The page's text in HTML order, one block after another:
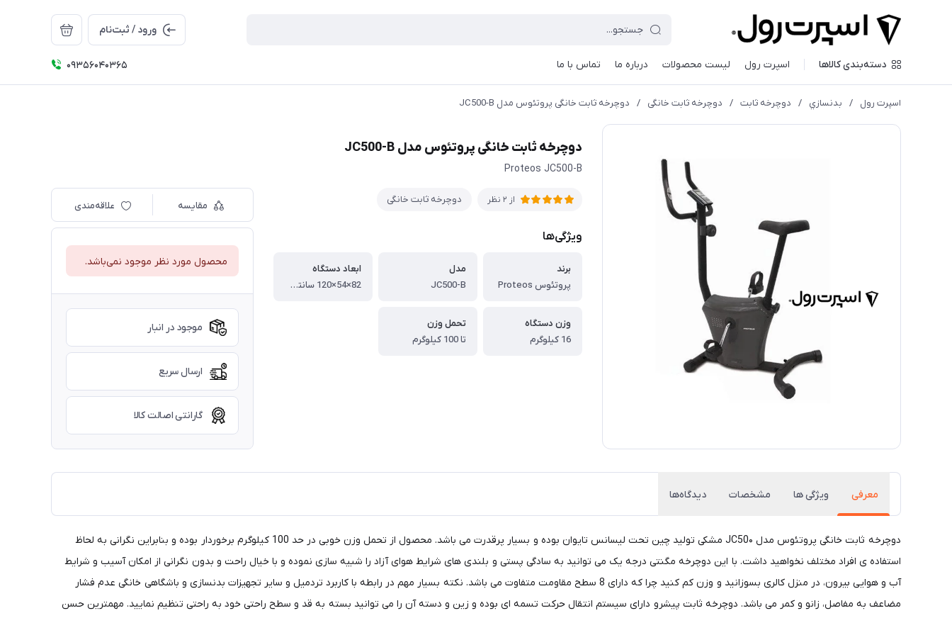
ورود / ثبت‌نام
دسته‌بندی کالاها اسپرت رول لیست محصولات درباره ما تماس با ما 09356040365
اسپرت رول / بدنسازي / دوچرخه ثابت / دوچرخه ثابت خانگی / دوچرخه ثابت خانگی پروتئوس مدل JC500-B
دوچرخه ثابت خانگی پروتئوس مدل JC500-B
Proteos JC500-B
از 2 نظر دوچرخه ثابت خانگی
ویژگی‌ها
برند
پروتئوس Proteos
مدل
JC500-B
ابعاد دستگاه
82×54×120 سانتی متر
وزن دستگاه
16 کیلوگرم
تحمل وزن
تا 100 کیلوگرم
مقایسه علاقه‌مندی
محصول مورد نظر موجود نمی‌باشد.
موجود در انبار
ارسال سریع
گارانتی اصالت کالا
معرفی ویژگی ها مشخصات دیدگاه‌ها
دوچرخه ثابت خانگی پروتئوس مدل JC50۰ مشکی تولید چین تحت لیسانس تایوان بوده و بسیار پرقدرت می باشد. محصول از تحمل وزن خوبی در حد 100 کیلوگرم برخوردار بوده و بنابراین نگرانی به لحاظ
استفاده ی افراد مختلف نخواهید داشت. با این دوچرخه مگنتی درجه یک می توانید به سادگی پستی و بلندی های شرایط هوای آزاد را شبیه سازی نموده و با خیال راحت و بدون نگرانی از امکان آسیب و شرایط
آب و هوایی بیرون، در منزل کالری بسوزانید و وزن کم کنید چرا که دارای 8 سطح مقاومت متفاوت می باشد. نکته بسیار مهم در رابطه با کاربرد تردمیل و سایر تجهیزات بدنسازی و باشگاهی خانگی عدم فشار
مضاعف به مفاصل، زانو و کمر می باشد. دوچرخه ثابت پیشرو دارای سیستم انتقال حرکت تسمه ای بوده و زین و دسته آن را می توانید بسته به قد و سطح راحتی خود به راحتی تنظیم نمایید. مهمترین حسن